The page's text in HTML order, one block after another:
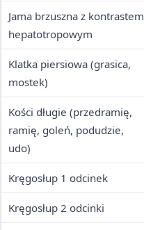
Jama brzuszna z kontrastem
hepatotropowym
Klatka piersiowa (grasica,
mostek)
Kości długie (przedramię,
ramię, goleń, podudzie,
udo)
Kręgosłup 1 odcinek
Kręgosłup 2 odcinki